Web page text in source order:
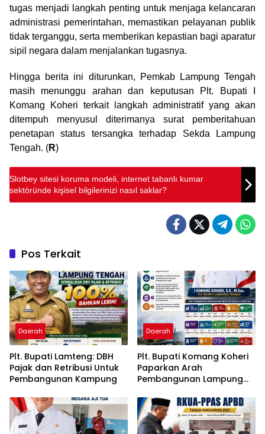
tugas menjadi langkah penting untuk menjaga kelancaran
administrasi pemerintahan, memastikan pelayanan publik
tidak terganggu, serta memberikan kepastian bagi aparatur
sipil negara dalam menjalankan tugasnya.
Hingga berita ini diturunkan, Pemkab Lampung Tengah
masih menunggu arahan dan keputusan Plt. Bupati I
Komang Koheri terkait langkah administratif yang akan
ditempuh menyusul diterimanya surat pemberitahuan
penetapan status tersangka terhadap Sekda Lampung
Tengah. (R)
Slotbey sitesi koruma modeli, internet tabanlı kumar
sektöründe kişisel bilgilerinizi nasıl saklar?
Pos Terkait
Daerah
Plt. Bupati Lamteng: DBH
Pajak dan Retribusi Untuk
Pembangunan Kampung
Daerah
Plt. Bupati Komang Koheri
Paparkan Arah
Pembangunan Lampung
Ekonomi, Infrastruktur dan
Kesejahteraan